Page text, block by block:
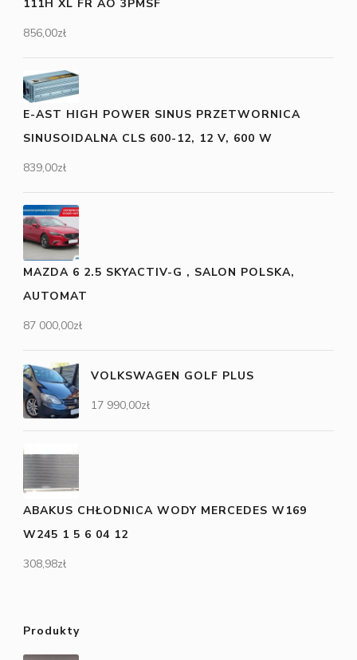
111H XL FR AO 3PMSF
856,00zł
E-AST HIGH POWER SINUS PRZETWORNICA
SINUSOIDALNA CLS 600-12, 12 V, 600 W
839,00zł
MAZDA 6 2.5 SKYACTIV-G , SALON POLSKA,
AUTOMAT
87 000,00zł
VOLKSWAGEN GOLF PLUS
17 990,00zł
ABAKUS CHŁODNICA WODY MERCEDES W169
W245 1 5 6 04 12
308,98zł
Produkty